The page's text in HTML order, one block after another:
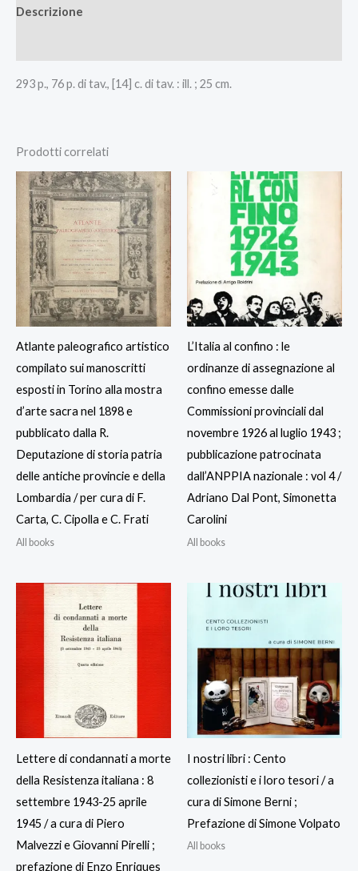
Descrizione
293 p., 76 p. di tav., [14] c. di tav. : ill. ; 25 cm.
Prodotti correlati
Atlante paleografico artistico
compilato sui manoscritti
esposti in Torino alla mostra
d’arte sacra nel 1898 e
pubblicato dalla R.
Deputazione di storia patria
delle antiche provincie e della
Lombardia / per cura di F.
Carta, C. Cipolla e C. Frati
All books
L’Italia al confino : le
ordinanze di assegnazione al
confino emesse dalle
Commissioni provinciali dal
novembre 1926 al luglio 1943 ;
pubblicazione patrocinata
dall’ANPPIA nazionale : vol 4 /
Adriano Dal Pont, Simonetta
Carolini
All books
Lettere di condannati a morte
della Resistenza italiana : 8
settembre 1943-25 aprile
1945 / a cura di Piero
Malvezzi e Giovanni Pirelli ;
prefazione di Enzo Enriques
I nostri libri : Cento
collezionisti e i loro tesori / a
cura di Simone Berni ;
Prefazione di Simone Volpato
All books